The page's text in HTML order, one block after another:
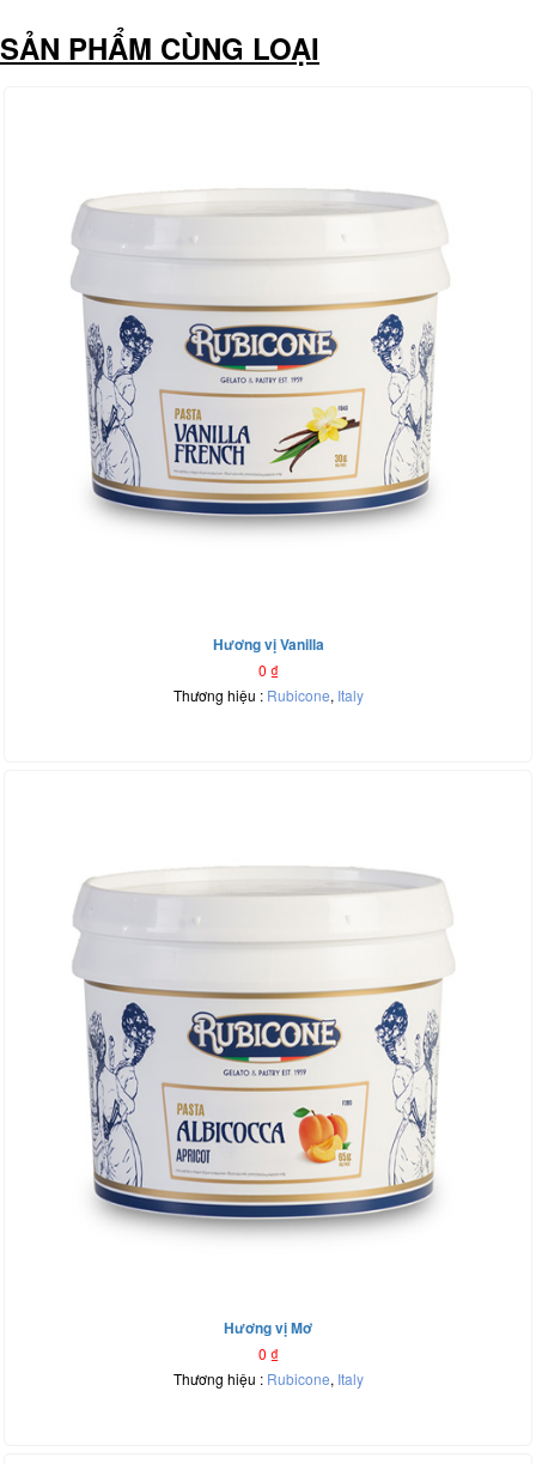
SẢN PHẨM CÙNG LOẠI
Hương vị Vanilla
0 ₫
Thương hiệu : Rubicone, Italy
Hương vị Mơ
0 ₫
Thương hiệu : Rubicone, Italy